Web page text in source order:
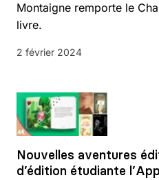
Montaigne remporte le
livre.
2 février 2024
Nouvelles aventures
d’édition étudiante